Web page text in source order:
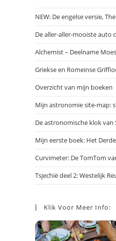
NEW: De engelse versie,
De aller-aller-mooiste auto
Alchemist – Deelname
Griekse en Romeinse
Overzicht van mijn boeken
Mijn astronomie site-map:
De astronomische klok van
Mijn eerste boek: Het
Curvimeter: De TomTom
Tsjechië deel 2: Westelijk
Klik Voor Meer Info: